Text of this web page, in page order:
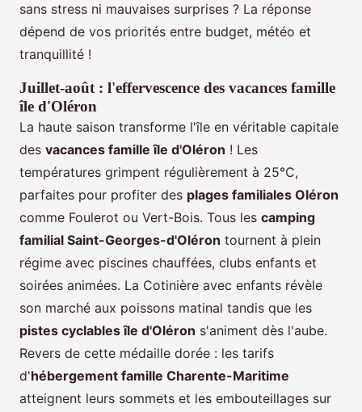
sans stress ni mauvaises surprises ? La réponse
dépend de vos priorités entre budget, météo et
tranquillité !
Juillet-août : l'effervescence des vacances famille
île d'Oléron
La haute saison transforme l'île en véritable capitale
des vacances famille île d'Oléron ! Les
températures grimpent régulièrement à 25°C,
parfaites pour profiter des plages familiales Oléron
comme Foulerot ou Vert-Bois. Tous les camping
familial Saint-Georges-d'Oléron tournent à plein
régime avec piscines chauffées, clubs enfants et
soirées animées. La Cotinière avec enfants révèle
son marché aux poissons matinal tandis que les
pistes cyclables île d'Oléron s'animent dès l'aube.
Revers de cette médaille dorée : les tarifs
d'hébergement famille Charente-Maritime
atteignent leurs sommets et les embouteillages sur